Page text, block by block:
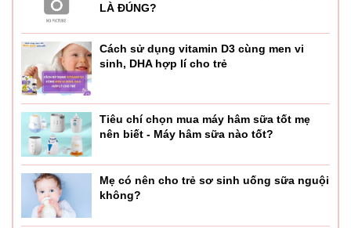
LÀ ĐÚNG?
Cách sử dụng vitamin D3 cùng men vi
sinh, DHA hợp lí cho trẻ
Tiêu chí chọn mua máy hâm sữa tốt mẹ
nên biết - Máy hâm sữa nào tốt?
Mẹ có nên cho trẻ sơ sinh uống sữa nguội
không?